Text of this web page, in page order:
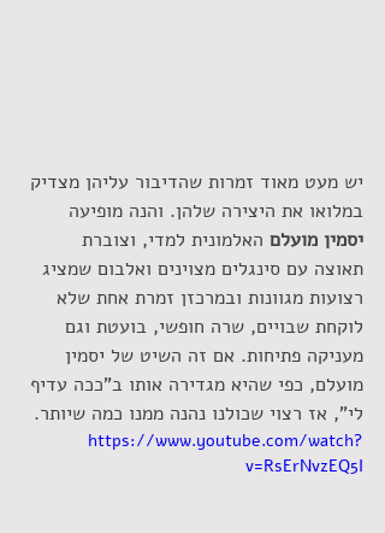
יש מעט מאוד זמרות שהדיבור עליהן מצדיק
במלואו את היצירה שלהן. והנה מופיעה
יסמין מועלם האלמונית למדי, וצוברת
תאוצה עם סינגלים מצוינים ואלבום שמציג
רצועות מגוונות ובמרכזן זמרת אחת שלא
לוקחת שבויים, שרה חופשי, בועטת וגם
מעניקה פתיחות. אם זה השיט של יסמין
מועלם, כפי שהיא מגדירה אותו ב"ככה עדיף
לי", אז רצוי שכולנו נהנה ממנו כמה שיותר.
https://www.youtube.com/watch?
v=RsErNvzEQ5I